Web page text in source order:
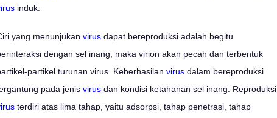
induk.
yang menunjukan virus dapat bereproduksi adalah begitu
dengan sel inang, maka virion akan pecah dan terbentuk
partikel turunan virus. Keberhasilan virus dalam bereproduksi
pada jenis virus dan kondisi ketahanan sel inang. Reproduksi
terdiri atas lima tahap, yaitu adsorpsi, tahap penetrasi, tahap